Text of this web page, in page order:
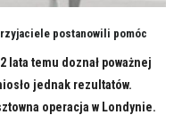
postanowili pomóc
lata temu doznał poważnej
jednak rezultatów.
operacja w Londynie.